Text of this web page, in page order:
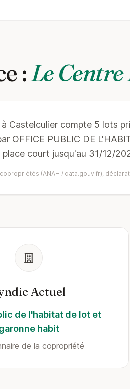
:Le
Castelculier compte 5 lots
OFFICE PUBLIC DE
court jusqu'au 31/12/
(ANAH / data.gouv.fr),
Actuel
de l'habitat de lot et
garonne habit
de la copropriété